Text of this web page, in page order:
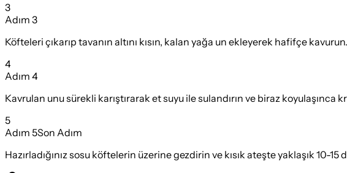
3
Adım 3
Köfteleri çıkarıp tavanın altını kısın, kalan yağa un ekleyerek hafifçe kavurun.
4
Adım 4
Kavrulan unu sürekli karıştırarak et suyu ile sulandırın ve biraz koyulaşınca
5
Adım 5Son Adım
Hazırladığınız sosu köftelerin üzerine gezdirin ve kısık ateşte yaklaşık 10-